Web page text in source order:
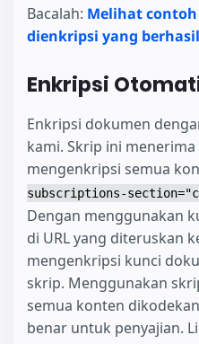
Bacalah: Melihat
dienkripsi yang
Enkripsi
Enkripsi dokumen
kami. Skrip ini
mengenkripsi semua
subscriptions-
Dengan menggunakan
di URL yang diteruskan
mengenkripsi kunci
skrip. Menggunakan
semua konten
benar untuk penyajian.